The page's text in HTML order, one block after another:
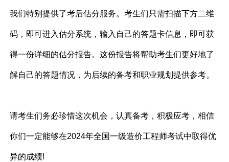
我们特别提供了考后估分服务。考生们只需扫描下方二维
码，即可进入估分系统，输入自己的答题卡信息，即可获
得一份详细的估分报告。这份报告将帮助考生们更好地了
解自己的答题情况，为后续的备考和职业规划提供参考。
请考生们务必珍惜这次机会，认真备考，积极应考，相信
你们一定能够在2024年全国一级造价工程师考试中取得优
异的成绩!